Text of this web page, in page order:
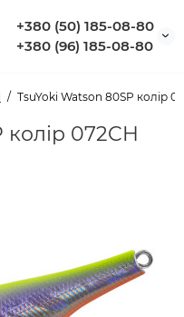
+380 (50) 185-08-80
+380 (96) 185-08-80
TsuYoki Watson 80SP колір
072CH